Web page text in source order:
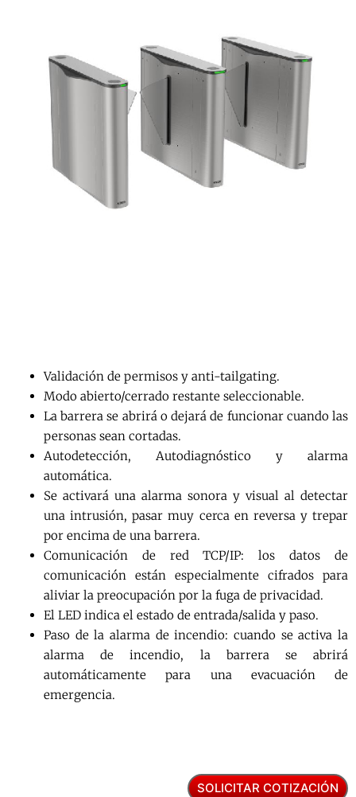
Validación de permisos y anti-tailgating.
Modo abierto/cerrado restante seleccionable.
La barrera se abrirá o dejará de funcionar cuando las
personas sean cortadas.
Autodetección, Autodiagnóstico y alarma
automática.
Se activará una alarma sonora y visual al detectar
una intrusión, pasar muy cerca en reversa y trepar
por encima de una barrera.
Comunicación de red TCP/IP: los datos de
comunicación están especialmente cifrados para
aliviar la preocupación por la fuga de privacidad.
El LED indica el estado de entrada/salida y paso.
Paso de la alarma de incendio: cuando se activa la
alarma de incendio, la barrera se abrirá
automáticamente para una evacuación de
emergencia.
SOLICITAR COTIZACIÓN